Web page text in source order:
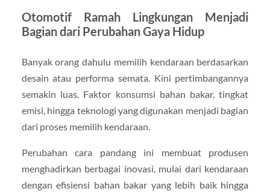
Otomotif Ramah Lingkungan Menjadi
Bagian dari Perubahan Gaya Hidup
Banyak orang dahulu memilih kendaraan berdasarkan
desain atau performa semata. Kini pertimbangannya
semakin luas. Faktor konsumsi bahan bakar, tingkat
emisi, hingga teknologi yang digunakan menjadi bagian
dari proses memilih kendaraan.
Perubahan cara pandang ini membuat produsen
menghadirkan berbagai inovasi, mulai dari kendaraan
dengan efisiensi bahan bakar yang lebih baik hingga